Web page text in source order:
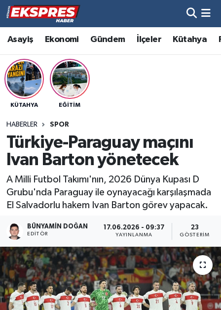
Asayiş Ekonomi Gündem İlçeler Kütahya
KÜTAHYA EĞITIM
HABERLER SPOR
Türkiye-Paraguay maçını
Ivan Barton yönetecek
A Milli Futbol Takımı'nın, 2026 Dünya Kupası D
Grubu'nda Paraguay ile oynayacağı karşılaşmada
El Salvadorlu hakem Ivan Barton görev yapacak.
BÜNYAMIN DOĞAN
EDITÖR
17.06.2026 - 09:37
YAYINLANMA
23
GÖSTERIM
Altıntaş
Asayiş
Aslanapa
Bölge
Çavdarhisar
Domaniç
Eğitim
Ekonomi
Hava Durumu
Trafik Durumu
Süper Lig Puan Durumu ve Fikstür
Son Dakika Haberleri
Haber Arşivi